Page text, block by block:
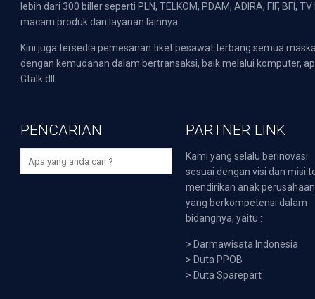
lebih dari 300 biller seperti PLN, TELKOM, PDAM, ADIRA, FIF,
macam produk dan layanan lainnya.
Kini juga tersedia pemesanan tiket pesawat terbang semua
dengan kemudahan dalam bertransaksi, baik melalui komputer,
Gtalk dll.
PENCARIAN PARTNER LINK
Kami yang selalu berinovasi
sesuai dengan visi dan misi
mendirikan anak perusahaan
yang berkompetensi dalam
bidangnya, yaitu :
> Darmawisata Indonesia
> Duta PPOB
> Duta Sparepart